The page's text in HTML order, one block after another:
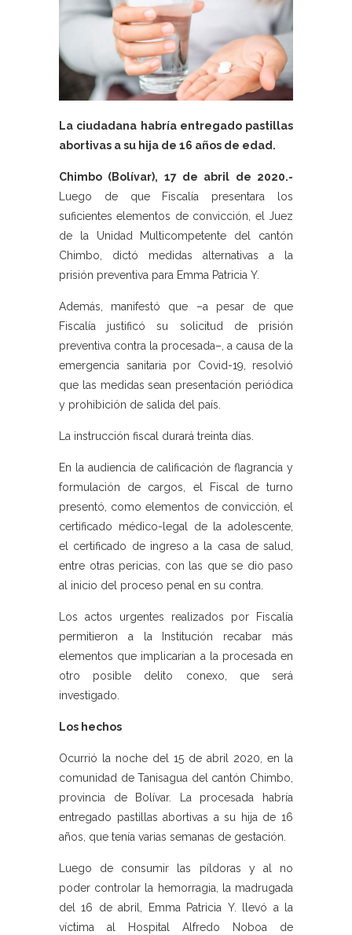
La ciudadana habría entregado pastillas
abortivas a su hija de 16 años de edad.
Chimbo (Bolívar), 17 de abril de 2020.-
Luego de que Fiscalía presentara los
suficientes elementos de convicción, el Juez
de la Unidad Multicompetente del cantón
Chimbo, dictó medidas alternativas a la
prisión preventiva para Emma Patricia Y.
Además, manifestó que –a pesar de que
Fiscalía justificó su solicitud de prisión
preventiva contra la procesada–, a causa de la
emergencia sanitaria por Covid-19, resolvió
que las medidas sean presentación periódica
y prohibición de salida del país.
La instrucción fiscal durará treinta días.
En la audiencia de calificación de flagrancia y
formulación de cargos, el Fiscal de turno
presentó, como elementos de convicción, el
certificado médico-legal de la adolescente,
el certificado de ingreso a la casa de salud,
entre otras pericias, con las que se dio paso
al inicio del proceso penal en su contra.
Los actos urgentes realizados por Fiscalía
permitieron a la Institución recabar más
elementos que implicarían a la procesada en
otro posible delito conexo, que será
investigado.
Los hechos
Ocurrió la noche del 15 de abril 2020, en la
comunidad de Tanisagua del cantón Chimbo,
provincia de Bolívar. La procesada habría
entregado pastillas abortivas a su hija de 16
años, que tenía varias semanas de gestación.
Luego de consumir las píldoras y al no
poder controlar la hemorragia, la madrugada
del 16 de abril, Emma Patricia Y. llevó a la
víctima al Hospital Alfredo Noboa de